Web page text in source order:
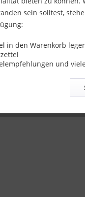
sein solltest,
in den Warenkorb
und